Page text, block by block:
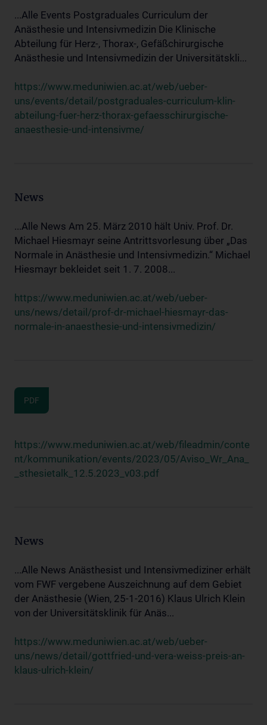
...Alle Events Postgraduales Curriculum der
Anästhesie und Intensivmedizin Die Klinische
Abteilung für Herz-, Thorax-, Gefäßchirurgische
Anästhesie und Intensivmedizin der Universitätskli...
https://www.meduniwien.ac.at/web/ueber-
uns/events/detail/postgraduales-curriculum-klin-
abteilung-fuer-herz-thorax-gefaesschirurgische-
anaesthesie-und-intensivme/
News
...Alle News Am 25. März 2010 hält Univ. Prof. Dr.
Michael Hiesmayr seine Antrittsvorlesung über „Das
Normale in Anästhesie und Intensivmedizin.“ Michael
Hiesmayr bekleidet seit 1. 7. 2008...
https://www.meduniwien.ac.at/web/ueber-
uns/news/detail/prof-dr-michael-hiesmayr-das-
normale-in-anaesthesie-und-intensivmedizin/
PDF
https://www.meduniwien.ac.at/web/fileadmin/conte
nt/kommunikation/events/2023/05/Aviso_Wr_Ana_
_sthesietalk_12.5.2023_v03.pdf
News
...Alle News Anästhesist und Intensivmediziner erhält
vom FWF vergebene Auszeichnung auf dem Gebiet
der Anästhesie (Wien, 25-1-2016) Klaus Ulrich Klein
von der Universitätsklinik für Anäs...
https://www.meduniwien.ac.at/web/ueber-
uns/news/detail/gottfried-und-vera-weiss-preis-an-
klaus-ulrich-klein/